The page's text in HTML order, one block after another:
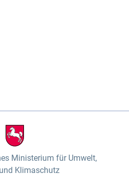
Ministerium für Umwelt,
Klimaschutz